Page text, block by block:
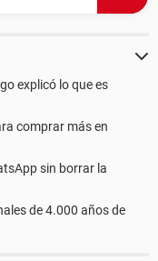
explicó lo que es
comprar más en
sin borrar la
de 4.000 años de